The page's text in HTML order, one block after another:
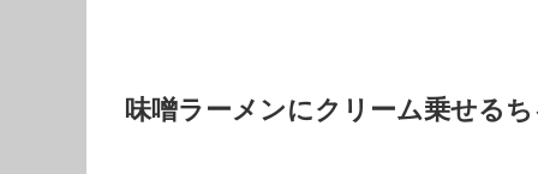
味噌ラーメンにクリーム乗せる